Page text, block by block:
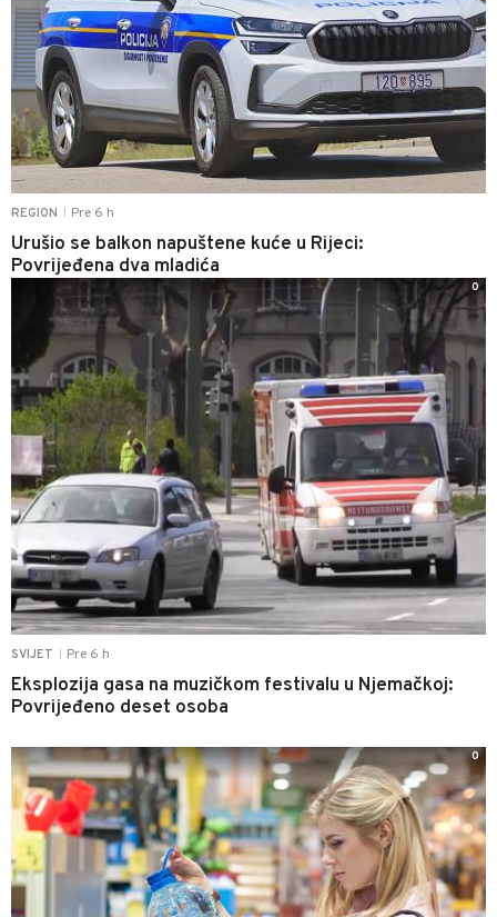
REGION Pre 6 h
Urušio se balkon napuštene kuće u Rijeci:
Povrijeđena dva mladića
SVIJET Pre 6 h
Eksplozija gasa na muzičkom festivalu u Njemačkoj:
Povrijeđeno deset osoba
0
0